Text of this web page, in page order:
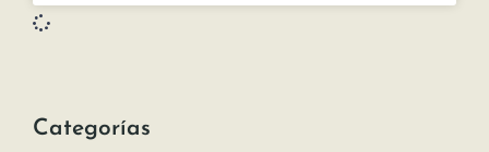
Categorías